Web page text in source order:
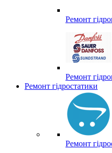
Ремонт
Ремонт
Ремонт гідростатики
Ремонт